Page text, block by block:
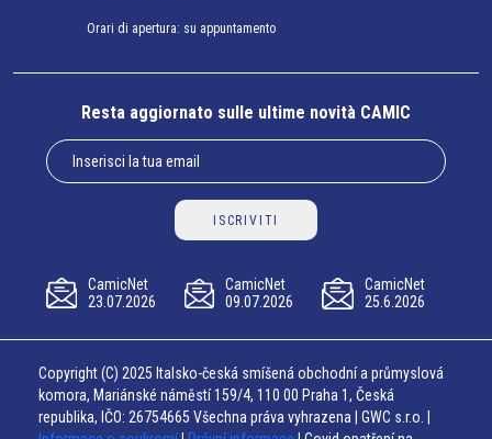
Orari di apertura: su appuntamento
Resta aggiornato sulle ultime novità CAMIC
ISCRIVITI
CamicNet
23.07.2026
CamicNet
09.07.2026
CamicNet
25.6.2026
Copyright (C) 2025 Italsko-česká smíšená obchodní a průmyslová
komora, Mariánské náměstí 159/4, 110 00 Praha 1, Česká
republika, IČO: 26754665 Všechna práva vyhrazena | GWC s.r.o. |